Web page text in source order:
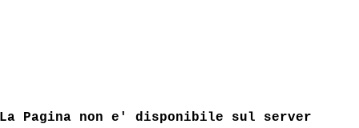
La Pagina non e' disponibile sul server